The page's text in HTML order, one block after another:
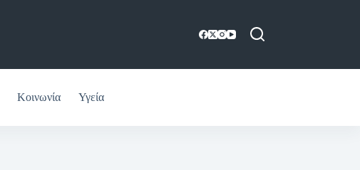
Κοινωνία Υγεία